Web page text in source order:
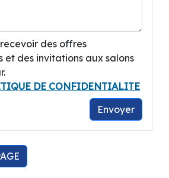
BENIMAR / CAMPEREVE /
/ KNAUS / WEINSBERG –
disponibles dans le réseau :
/ CHALLENGER /
...
des offres
et des invitations aux salons
DE CONFIDENTIALITE
Envoyer